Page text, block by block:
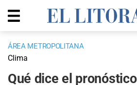
ÁREA METROPOLITANA
Clima
Qué dice el